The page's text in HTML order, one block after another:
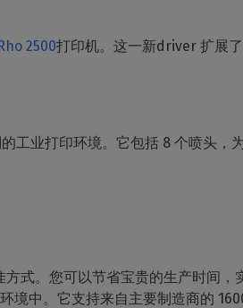
DELL 计算机
2500打印机。这一新driver 扩展
工业打印环境。它包括 8 个喷头，
式。您可以节省宝贵的生产时间，
境中。它支持来自主要制造商的